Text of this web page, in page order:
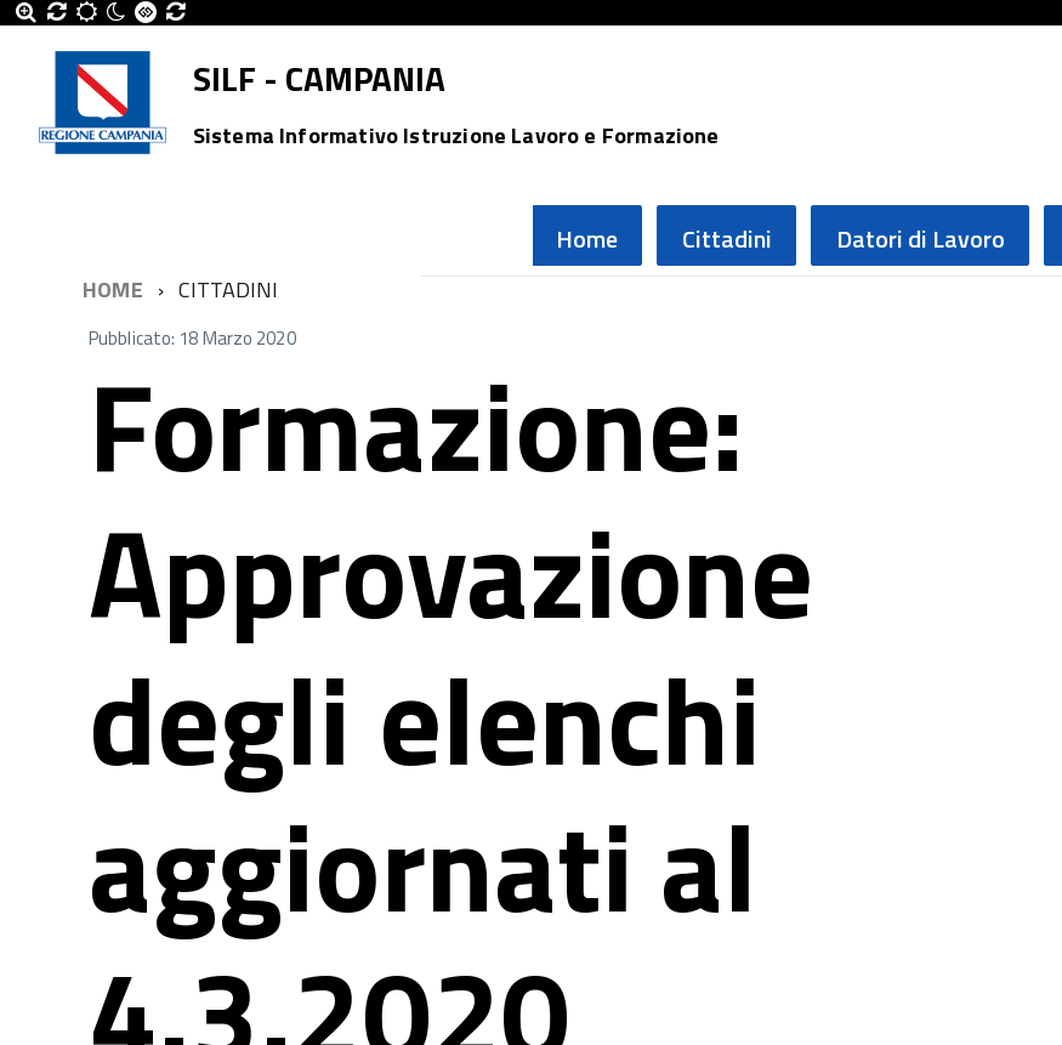
SILF - CAMPANIA
Sistema Informativo Istruzione Lavoro e Formazione
Home Cittadini Datori di Lavoro
HOME CITTADINI
Pubblicato: 18 Marzo 2020
Formazione:
Approvazione
degli elenchi
aggiornati al